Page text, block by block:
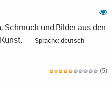
Schmuck und Bilder aus den
Sprache: deutsch
(5)